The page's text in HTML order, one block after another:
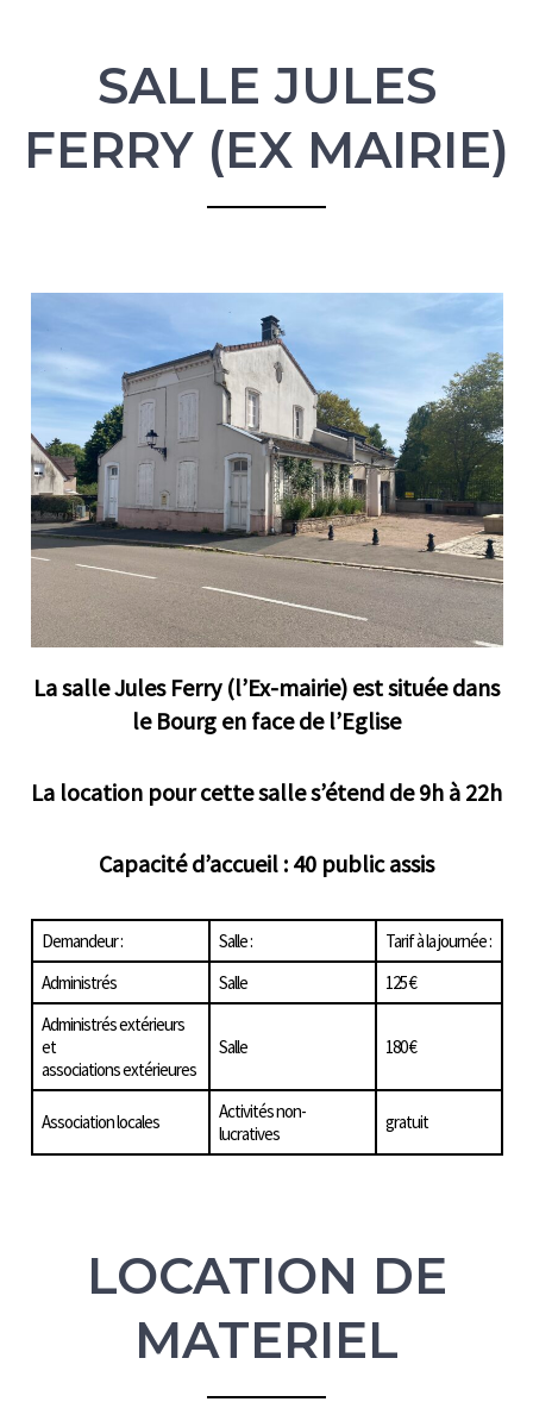
SALLE JULES
FERRY (EX MAIRIE)
La salle Jules Ferry (l’Ex-mairie) est située dans
le Bourg en face de l’Eglise
La location pour cette salle s’étend de 9h à 22h
Capacité d’accueil : 40 public assis
Demandeur : Salle :
Tarif à la journée :
Administrés
Salle
125 €
Administrés extérieurs
et
associations extérieures
Salle 180 €
Association locales
Activités non-
lucratives
gratuit
LOCATION DE
MATERIEL